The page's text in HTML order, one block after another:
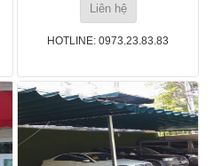
Liên hệ
HOTLINE: 0973.23.83.83